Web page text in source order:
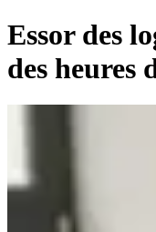
Essor des
des heures